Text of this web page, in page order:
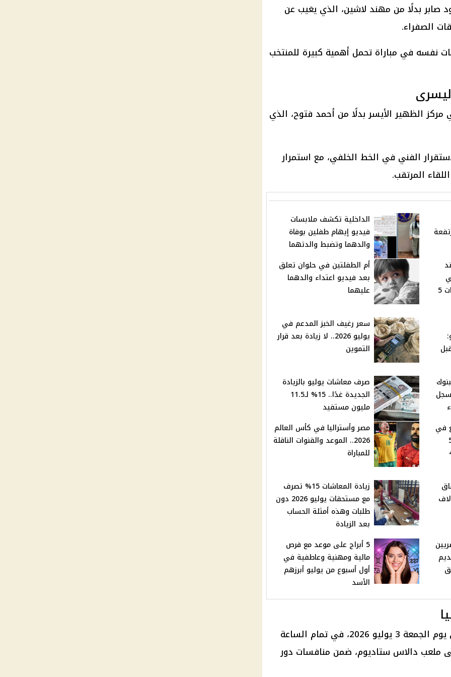
بدلًا من مهند لاشين، الذي يغيب عن
الصفراء.
نفسه في مباراة تحمل أهمية كبيرة للمنتخب
الظهير الأيسر بدلًا من أحمد فتوح، الذي
الفني في الخط الخلفي، مع استمرار
المرتقب.
الداخلية تكشف ملابسات
فيديو إيهام طفلين بوفاة
والدهما وتضبط والدتهما
وموعد عرضه في السينمات 5
أم الطفلتين في حلوان تعلق
بعد فيديو اعتداء والدهما
عليهما
سعر رغيف الخبز المدعم في
يوليو 2026.. لا زيادة بعد قرار
التموين
صرف معاشات يوليو بالزيادة
الجديدة غدًا.. 15% لـ11.5
مليون مستفيد
في
مصر وأستراليا في كأس العالم
2026.. الموعد والقنوات الناقلة
للمباراة
دون 10 آلاف
زيادة المعاشات 15% تصرف
مع مستحقات يوليو 2026 دون
طلبات وهذه أمثلة الحساب
بعد الزيادة
5 أبراج على موعد مع فرص
مالية ومهنية وعاطفية في
أول أسبوع من يوليو أبرزهم
الأسد
يواجه منتخب مصر نظيره الأسترالي يوم الجمعة 3 يوليو 2026، في تمام الساعة
ملعب دالاس ستاديوم، ضمن منافسات دور